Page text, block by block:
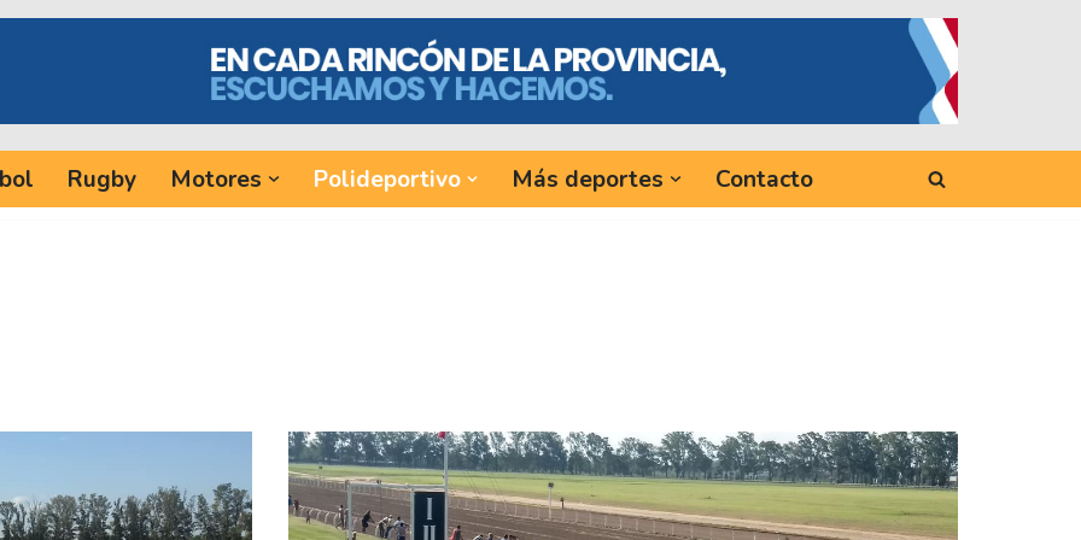
Rugby Motores Polideportivo Más deportes Contacto